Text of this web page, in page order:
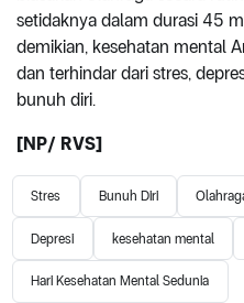
setidaknya dalam durasi 45
demikian, kesehatan mental
dan terhindar dari stres,
bunuh diri.
[NP/ RVS]
Stres Bunuh Diri
Depresi kesehatan mental
Hari Kesehatan Mental Sedunia